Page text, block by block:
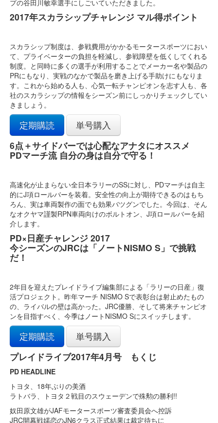
プの谷田川敏幸選手にしごいていただきました。
2017年スカラシップチャレンジ マル得ポイント
スカラシップ制度は、参戦費用がかかるモータースポーツにおい
て、プライベーターの負担を軽減し、参戦障壁を低くしてくれる
制度。と同時に多くの選手が利用することでメーカー名や製品の
PRにもなり、実戦のなかで製品を磨き上げる手助けにもなりま
す。これから始める人も、心気一転チャンピオンを志す人も、各
社のスカラシップの情報をシーズン前にしっかりチェックしてい
きましょう。
定期購読
単号購入
6点＋サイドバーでは心配なアナタにオススメ
PDマーチ流 自分の身は自分で守る！
高速化が止まらない全日本ラリーのSSに対し、PDマーチは自主
的にJ項ロールバーを装着。安全性の向上が期待できるのはもち
ろん、実は車両製作の面でも効果バツグンでした。今回は、そん
なオクヤマ謹製RPN車両向けのボルトオン、J項ロールバーを紹
介します。
PD×日産チャレンジ 2017
今シーズンのJRCは「ノートNISMO S」で挑戦
だ！
2年目を迎えたプレイドライブ編集部による「ラリーの日産」復
活プロジェクト。昨年マーチ NISMO Sで表彰台は射止めたもの
の、ライバルの壁は高かった。JRC優勝、そして将来チャンピオ
ンを目指すべく、今季はノートNISMO Sにスイッチします。
定期購読
単号購入
プレイドライブ2017年4月号 もくじ
PD HEADLINE
トヨタ、18年ぶりの美酒
ラトバラ、トヨタ２戦目のスウェーデンで殊勲の勝利!!
奴田原文雄がJAFモータースポーツ審査委員会へ控訴
JRC開幕戦嬬恋のJN6クラス正式結果は裁定待ちに